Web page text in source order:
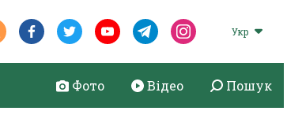
Укр
Фото Відео Пошук